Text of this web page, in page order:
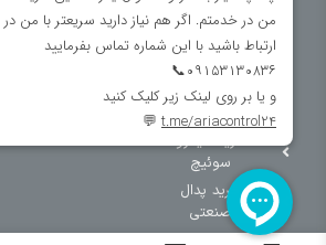
خرید کلید اتومات
خرید کنتاکتور
خرید فیوز
مینیاتوری
خرید میکرو
سوئیچ
خرید پدال
صنعتی